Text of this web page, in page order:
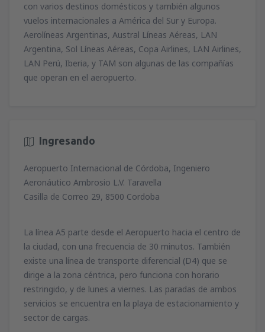
con varios destinos domésticos y también algunos
vuelos internacionales a América del Sur y Europa.
Aerolíneas Argentinas, Austral Líneas Aéreas, LAN
Argentina, Sol Líneas Aéreas, Copa Airlines, LAN Airlines,
LAN Perú, Iberia, y TAM son algunas de las compañías
que operan en el aeropuerto.
Ingresando
Aeropuerto Internacional de Córdoba, Ingeniero
Aeronáutico Ambrosio L.V. Taravella
Casilla de Correo 29, 8500 Cordoba
La línea A5 parte desde el Aeropuerto hacia el centro de
la ciudad, con una frecuencia de 30 minutos. También
existe una línea de transporte diferencial (D4) que se
dirige a la zona céntrica, pero funciona con horario
restringido, y de lunes a viernes. Las paradas de ambos
servicios se encuentra en la playa de estacionamiento y
sector de cargas.